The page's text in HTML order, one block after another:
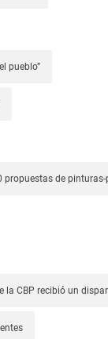
pueblo”
propuestas de
la CBP recibió un